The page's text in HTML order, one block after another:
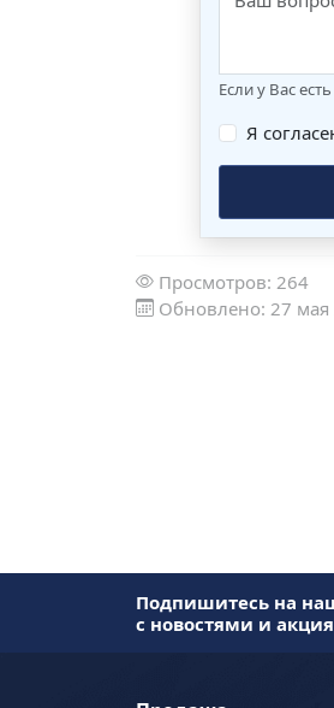
Если у Вас
Я
Просмотров: 264
Обновлено: 27 мая
Подпишитесь на
с новостями и